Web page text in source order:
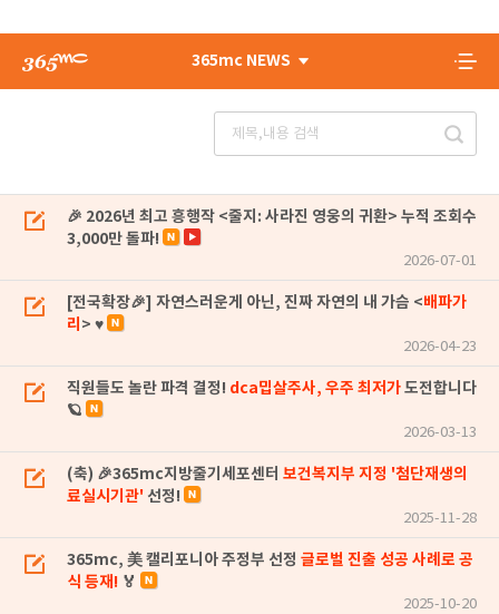
365mc NEWS
🎉 2026년 최고 흥행작 <줄지: 사라진 영웅의 귀환> 누적 조회수
3,000만 돌파!
2026-07-01
[전국확장🎉] 자연스러운게 아닌, 진짜 자연의 내 가슴 <배파가
리 > ♥
2026-04-23
직원들도 놀란 파격 결정! dca밉살주사, 우주 최저가도전합니다
🪐
2026-03-13
(축) 🎉365mc지방줄기세포센터 보건복지부 지정 '첨단재생의
료실시기관' 선정!
2025-11-28
365mc, 美 캘리포니아 주정부 선정 글로벌 진출 성공 사례로 공
식 등재! 🏅
2025-10-20